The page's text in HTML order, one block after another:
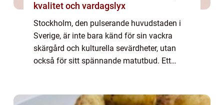
kvalitet och vardagslyx
Stockholm, den pulserande huvudstaden i
Sverige, är inte bara känd för sin vackra
skärgård och kulturella sevärdheter, utan
också för sitt spännande matutbud. Ett
ko...